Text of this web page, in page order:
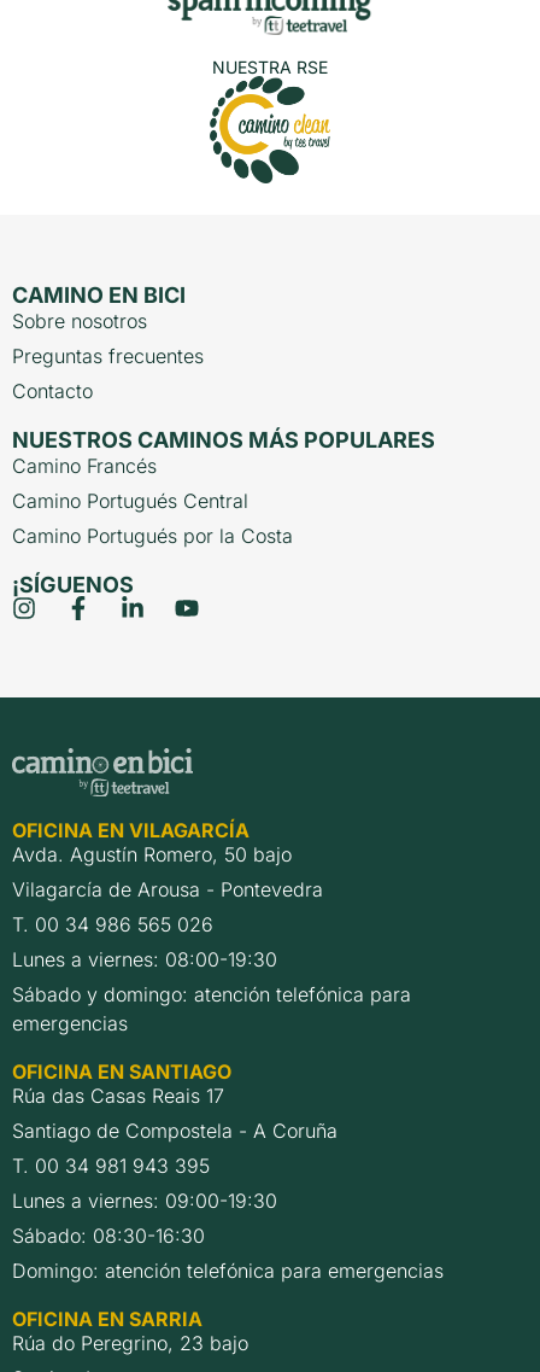
NUESTRA RSE
CAMINO EN BICI
Sobre nosotros
Preguntas frecuentes
Contacto
NUESTROS CAMINOS MÁS POPULARES
Camino Francés
Camino Portugués Central
Camino Portugués por la Costa
¡SÍGUENOS
OFICINA EN VILAGARCÍA
Avda. Agustín Romero, 50 bajo
Vilagarcía de Arousa - Pontevedra
T. 00 34 986 565 026
Lunes a viernes: 08:00-19:30
Sábado y domingo: atención telefónica para
emergencias
OFICINA EN SANTIAGO
Rúa das Casas Reais 17
Santiago de Compostela - A Coruña
T. 00 34 981 943 395
Lunes a viernes: 09:00-19:30
Sábado: 08:30-16:30
Domingo: atención telefónica para emergencias
OFICINA EN SARRIA
Rúa do Peregrino, 23 bajo